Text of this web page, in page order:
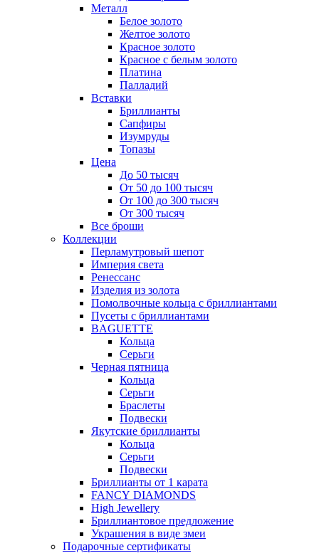
Металл
Белое золото
Желтое золото
Красное золото
Красное с белым золото
Платина
Палладий
Вставки
Бриллианты
Сапфиры
Изумруды
Топазы
Цена
До 50 тысяч
От 50 до 100 тысяч
От 100 до 300 тысяч
От 300 тысяч
Все броши
Коллекции
Перламутровый шепот
Империя света
Ренессанс
Изделия из золота
Помолвочные кольца с бриллиантами
Пусеты с бриллиантами
BAGUETTE
Кольца
Серьги
Черная пятница
Кольца
Серьги
Браслеты
Подвески
Якутские бриллианты
Кольца
Серьги
Подвески
Бриллианты от 1 карата
FANCY DIAMONDS
High Jewellery
Бриллиантовое предложение
Украшения в виде змеи
Подарочные сертификаты